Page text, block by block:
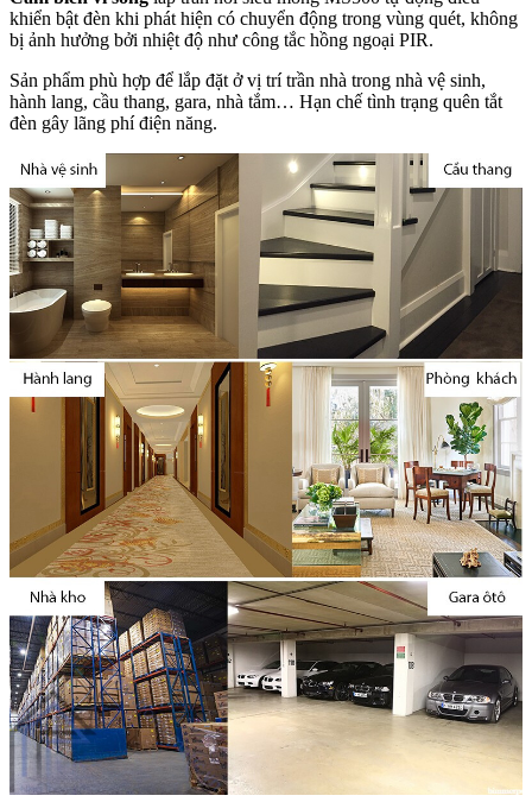
khiển bật đèn khi phát hiện có chuyển động trong vùng quét, không
bị ảnh hưởng bởi nhiệt độ như công tắc hồng ngoại PIR.
Sản phẩm phù hợp để lắp đặt ở vị trí trần nhà trong nhà vệ sinh,
hành lang, cầu thang, gara, nhà tắm… Hạn chế tình trạng quên tắt
đèn gây lãng phí điện năng.